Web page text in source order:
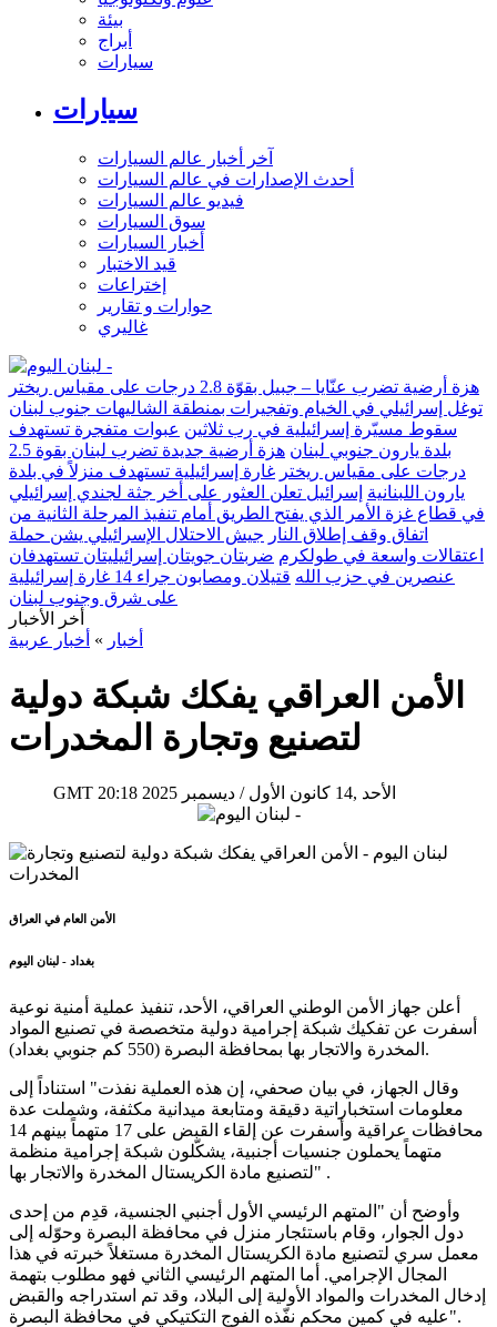
بيئة
أبراج
سيارات
سيارات
آخر أخبار عالم السيارات
أحدث الإصدارات في عالم السيارات
فيديو عالم السيارات
سوق السيارات
أخبار السيارات
قيد الاختبار
إختراعات
حوارات و تقارير
غاليري
هزة أرضية تضرب عنّايا – جبيل بقوّة 2.8 درجات على مقياس ريختر
توغل إسرائيلي في الخيام وتفجيرات بمنطقة الشاليهات جنوب لبنان
سقوط مسيّرة إسرائيلية في رب ثلاثين عبوات متفجرة تستهدف
بلدة يارون جنوبي لبنان
هزة أرضية جديدة تضرب لبنان بقوة 2.5
درجات على مقياس ريختر غارة إسرائيلية تستهدف منزلاً في بلدة
يارون اللبنانية إسرائيل تعلن العثور على أخر جثة لجندي إسرائيلي
في قطاع غزة الأمر الذي يفتح الطريق أمام تنفيذ المرحلة الثانية من
اتفاق وقف إطلاق النار جيش الاحتلال الإسرائيلي يشن حملة
اعتقالات واسعة في طولكرم ضربتان جويتان إسرائيليتان تستهدفان
عنصرين في حزب الله
قتيلان ومصابون جراء 14 غارة إسرائيلية
على شرق وجنوب لبنان
أخر الأخبار
أخبار » أخبار عربية
الأمن العراقي يفكك شبكة دولية
لتصنيع وتجارة المخدرات
GMT 20:18 2025 الأحد ,14 كانون الأول / ديسمبر
الأمن العام في العراق
بغداد - لبنان اليوم
أعلن جهاز الأمن الوطني العراقي، الأحد، تنفيذ عملية أمنية نوعية
أسفرت عن تفكيك شبكة إجرامية دولية متخصصة في تصنيع المواد
المخدرة والاتجار بها بمحافظة البصرة (550 كم جنوبي بغداد).
وقال الجهاز، في بيان صحفي، إن هذه العملية نفذت" استناداً إلى
معلومات استخباراتية دقيقة ومتابعة ميدانية مكثفة، وشملت عدة
محافظات عراقية وأسفرت عن إلقاء القبض على 17 متهماً بينهم 14
متهماً يحملون جنسيات أجنبية، يشكّلون شبكة إجرامية منظمة
لتصنيع مادة الكريستال المخدرة والاتجار بها" .
وأوضح أن "المتهم الرئيسي الأول أجنبي الجنسية، قدِم من إحدى
دول الجوار، وقام باستئجار منزل في محافظة البصرة وحوّله إلى
معمل سري لتصنيع مادة الكريستال المخدرة مستغلاً خبرته في هذا
المجال الإجرامي. أما المتهم الرئيسي الثاني فهو مطلوب بتهمة
إدخال المخدرات والمواد الأولية إلى البلاد، وقد تم استدراجه والقبض
عليه في كمين محكم نفّذه الفوج التكتيكي في محافظة البصرة".